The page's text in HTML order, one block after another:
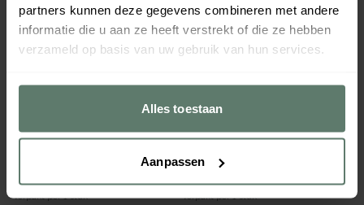
partners kunnen deze gegevens combineren met andere
informatie die u aan ze heeft verstrekt of die ze hebben
verzameld op basis van uw gebruik van hun services.
Alles toestaan
Aanpassen
€ 18,10 per stuk
Verpakt per 1 stuk
Transparant 1.50L
€ 5,30 per stuk
Verpakt per 1 stuk